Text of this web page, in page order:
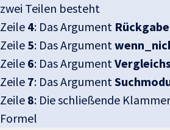
zwei Teilen besteht
Zeile 4: Das Argument
Zeile 5: Das Argument
Zeile 6: Das Argument
Zeile 7: Das Argument
Zeile 8: Die schließende
Formel